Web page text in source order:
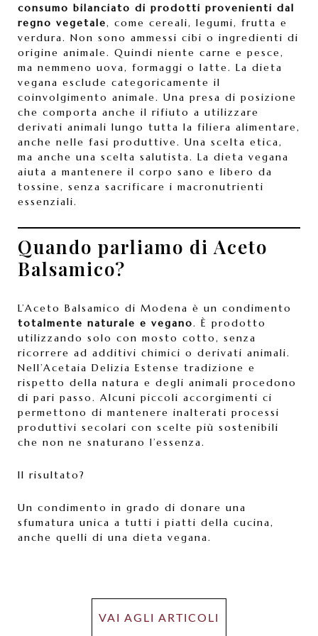
consumo bilanciato di prodotti provenienti dal
regno vegetale, come cereali, legumi, frutta e
verdura. Non sono ammessi cibi o ingredienti di
origine animale. Quindi niente carne e pesce,
ma nemmeno uova, formaggi o latte. La dieta
vegana esclude categoricamente il
coinvolgimento animale. Una presa di posizione
che comporta anche il rifiuto a utilizzare
derivati animali lungo tutta la filiera alimentare,
anche nelle fasi produttive. Una scelta etica,
ma anche una scelta salutista. La dieta vegana
aiuta a mantenere il corpo sano e libero da
tossine, senza sacrificare i macronutrienti
essenziali.
Quando parliamo di Aceto
Balsamico?
L’Aceto Balsamico di Modena è un condimento
totalmente naturale e vegano. È prodotto
utilizzando solo con mosto cotto, senza
ricorrere ad additivi chimici o derivati animali.
Nell’Acetaia Delizia Estense tradizione e
rispetto della natura e degli animali procedono
di pari passo. Alcuni piccoli accorgimenti ci
permettono di mantenere inalterati processi
produttivi secolari con scelte più sostenibili
che non ne snaturano l’essenza.
Il risultato?
Un condimento in grado di donare una
sfumatura unica a tutti i piatti della cucina,
anche quelli di una dieta vegana.
VAI AGLI ARTICOLI